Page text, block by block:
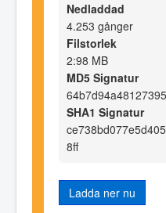
Nedladdad
4.253 gånger
Filstorlek
2:98 MB
MD5 Signatur
SHA1 Signatur
8ff
Ladda ner nu